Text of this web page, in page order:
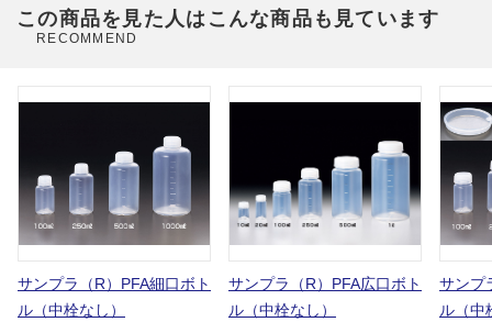
この商品を見た人はこんな商品も見ています
RECOMMEND
サンプラ（R）PFA細口ボト
ル（中栓なし）
サンプラ（R）PFA広口ボト
ル（中栓なし）
サンプ
ル（中